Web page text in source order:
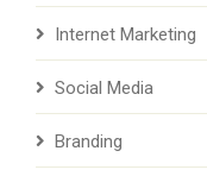
Internet Marketing
Social Media
Branding